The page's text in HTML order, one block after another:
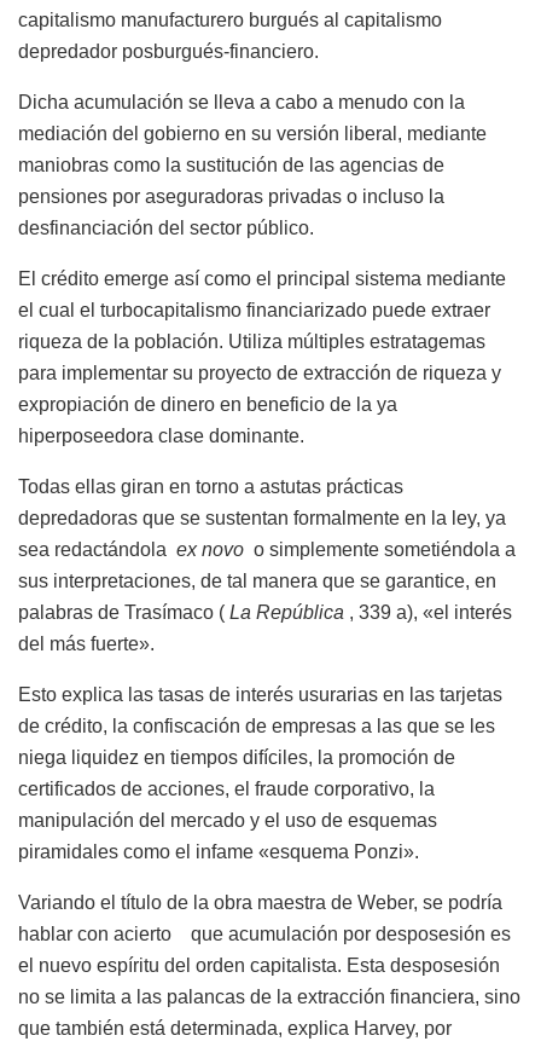
capitalismo manufacturero burgués al capitalismo
depredador posburgués-financiero.
Dicha acumulación se lleva a cabo a menudo con la
mediación del gobierno en su versión liberal, mediante
maniobras como la sustitución de las agencias de
pensiones por aseguradoras privadas o incluso la
desfinanciación del sector público.
El crédito emerge así como el principal sistema mediante
el cual el turbocapitalismo financiarizado puede extraer
riqueza de la población. Utiliza múltiples estratagemas
para implementar su proyecto de extracción de riqueza y
expropiación de dinero en beneficio de la ya
hiperposeedora clase dominante.
Todas ellas giran en torno a astutas prácticas
depredadoras que se sustentan formalmente en la ley, ya
sea redactándola ex novo o simplemente sometiéndola a
sus interpretaciones, de tal manera que se garantice, en
palabras de Trasímaco ( La República , 339 a), «el interés
del más fuerte».
Esto explica las tasas de interés usurarias en las tarjetas
de crédito, la confiscación de empresas a las que se les
niega liquidez en tiempos difíciles, la promoción de
certificados de acciones, el fraude corporativo, la
manipulación del mercado y el uso de esquemas
piramidales como el infame «esquema Ponzi».
Variando el título de la obra maestra de Weber, se podría
hablar con acierto que acumulación por desposesión es
el nuevo espíritu del orden capitalista. Esta desposesión
no se limita a las palancas de la extracción financiera, sino
que también está determinada, explica Harvey, por